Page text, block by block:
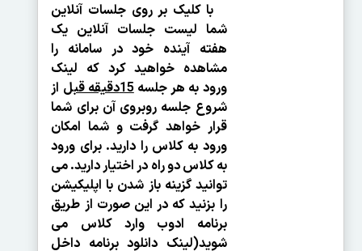
با کلیک بر روی جلسات آنلاین
شما لیست جلسات آنلاین یک
هفته آینده خود در سامانه را
مشاهده خواهید کرد که لینک
ورود به هر جلسه15دقیقه قبل
از
شروع جلسه روبروی آن برای شما
قرار خواهد گرفت و شما امکان
ورود به کلاس را دارید. برای ورود
به کلاس دو راه در اختیار دارید. می
توانید گزینه باز شدن با اپلیکیشن
را بزنید که در این صورت از طریق
برنامه ادوب وارد کلاس می
شوید(لینک دانلود برنامه داخل